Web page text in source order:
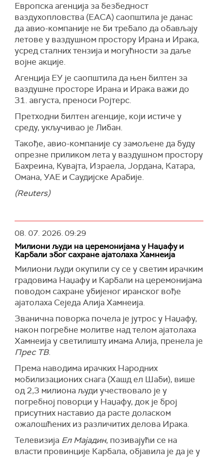
Европска агенција за безбедност
ваздухопловства (ЕАСА) саопштила је данас
да авио-компаније не би требало да обављају
летове у ваздушном простору Ирана и Ирака,
усред сталних тензија и могућности за даље
војне акције.
Агенција ЕУ је саопштила да њен билтен за
ваздушне просторе Ирана и Ирака важи до
31. августа, преноси Ројтерс.
Претходни билтен агенције, који истиче у
среду, укључивао је Либан.
Такође, авио-компаније су замољене да буду
опрезне приликом лета у ваздушном простору
Бахреина, Кувајта, Израела, Јордана, Катара,
Омана, УАЕ и Саудијске Арабије.
(Reuters)
08. 07. 2026.09:29
Милиони људи на церемонијама у Наџафу и
Карбали због сахране ајатолаха Хамнеија
Милиони људи окупили су се у светим ирачким
градовима Наџафу и Карбали на церемонијама
поводом сахране убијеног иранског вође
ајатолаха Сеједа Алија Хамнеија.
Званична поворка почела је јутрос у Наџафу,
након погребне молитве над телом ајатолаха
Хамнеија у светилишту имама Алија, пренела је
Прес ТВ.
Према наводима ирачких Народних
мобилизационих снага (Хашд ел Шаби), више
од 2,3 милиона људи учествовало је у
погребној поворци у Наџафу, док је број
присутних наставио да расте доласком
ожалошћених из различитих делова Ирака.
Телевизија Ел Мајадин, позивајући се на
власти провинције Карбала, објавила је да је у